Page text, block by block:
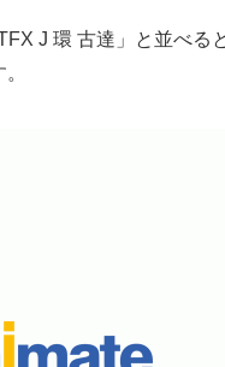
J 環 古達」と並べる